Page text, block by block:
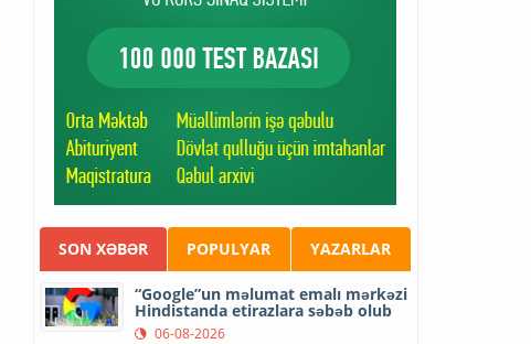
SON XƏBƏR POPULYAR YAZARLAR
“Google”un məlumat emalı mərkəzi
Hindistanda etirazlara səbəb olub
06-08-2026